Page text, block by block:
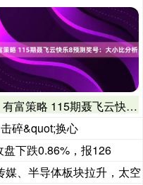
有富策略 115期聂飞云快乐8预测奖号：大小比分析
碎&quot;换心
下跌0.86%，报126
、半导体板块拉升，太空